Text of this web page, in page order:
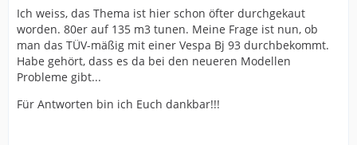
Ich weiss, das Thema ist hier schon öfter durchgekaut
worden. 80er auf 135 m3 tunen. Meine Frage ist nun, ob
man das TÜV-mäßig mit einer Vespa Bj 93 durchbekommt.
Habe gehört, dass es da bei den neueren Modellen
Probleme gibt...
Für Antworten bin ich Euch dankbar!!!